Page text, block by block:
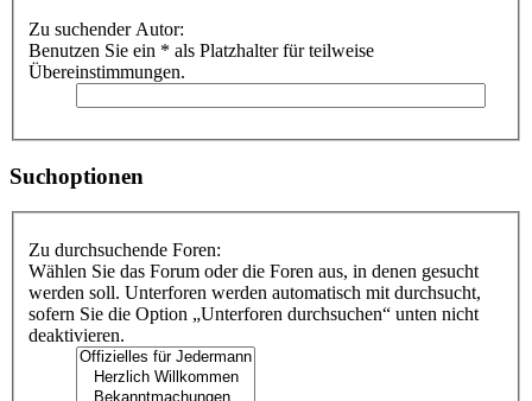
Zu suchender Autor:
Benutzen Sie ein * als Platzhalter für teilweise
Übereinstimmungen.
Suchoptionen
Zu durchsuchende Foren:
Wählen Sie das Forum oder die Foren aus, in denen gesucht
werden soll. Unterforen werden automatisch mit durchsucht,
sofern Sie die Option „Unterforen durchsuchen“ unten nicht
deaktivieren.